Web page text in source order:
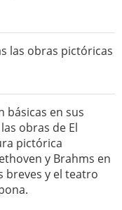
las obras pictóricas
básicas en sus
obras de El
pictórica
y Brahms en
breves y el teatro